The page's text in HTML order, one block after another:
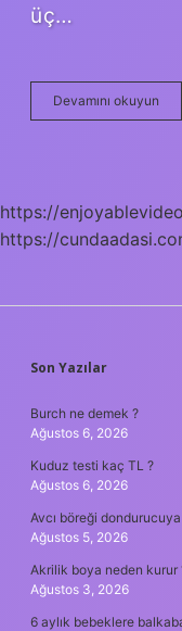
üç…
Devamını okuyun
https://
https://
Son Yazılar
Burch ne demek ?
Ağustos 6, 2026
Kuduz testi kaç TL ?
Ağustos 6, 2026
Avcı böreği
Ağustos 5, 2026
Akrilik boya neden kurur
Ağustos 3, 2026
6 aylık bebeklere